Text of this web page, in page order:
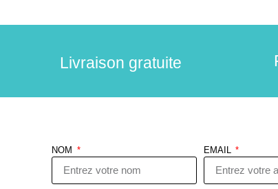
Livraison gratuite
NOM EMAIL